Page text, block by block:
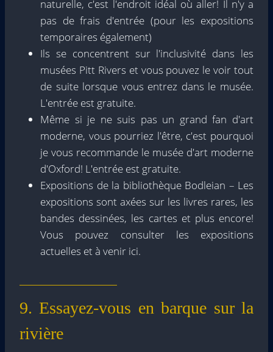
naturelle, c'est l'endroit idéal où aller! Il n'y a
pas de frais d'entrée (pour les expositions
temporaires également)
Ils se concentrent sur l'inclusivité dans les
musées Pitt Rivers et vous pouvez le voir tout
de suite lorsque vous entrez dans le musée.
L'entrée est gratuite.
Même si je ne suis pas un grand fan d'art
moderne, vous pourriez l'être, c'est pourquoi
je vous recommande le musée d'art moderne
d'Oxford! L'entrée est gratuite.
Expositions de la bibliothèque Bodleian – Les
expositions sont axées sur les livres rares, les
bandes dessinées, les cartes et plus encore!
Vous pouvez consulter les expositions
actuelles et à venir ici.
9. Essayez-vous en barque sur la
rivière